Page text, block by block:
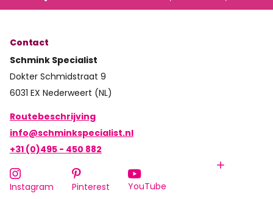
Contact
Schmink Specialist
Dokter Schmidstraat 9
6031 EX Nederweert (NL)
Routebeschrijving
info@schminkspecialist.nl
+31 (0)495 - 450 882
Instagram Pinterest YouTube